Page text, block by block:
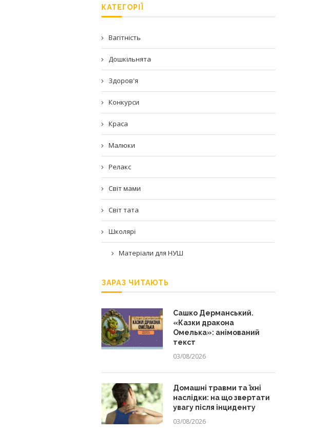
КАТЕГОРІЇ
Вагітність
Дошкільнята
Здоров'я
Конкурси
Краса
Малюки
Релакс
Світ мами
Світ тата
Школярі
Матеріали для НУШ
ЗАРАЗ ЧИТАЮТЬ
Сашко Дерманський.
«Казки дракона
Омелька»: анімований
текст
03/08/2026
Домашні травми та їхні
наслідки: на що звертати
увагу після інциденту
03/08/2026